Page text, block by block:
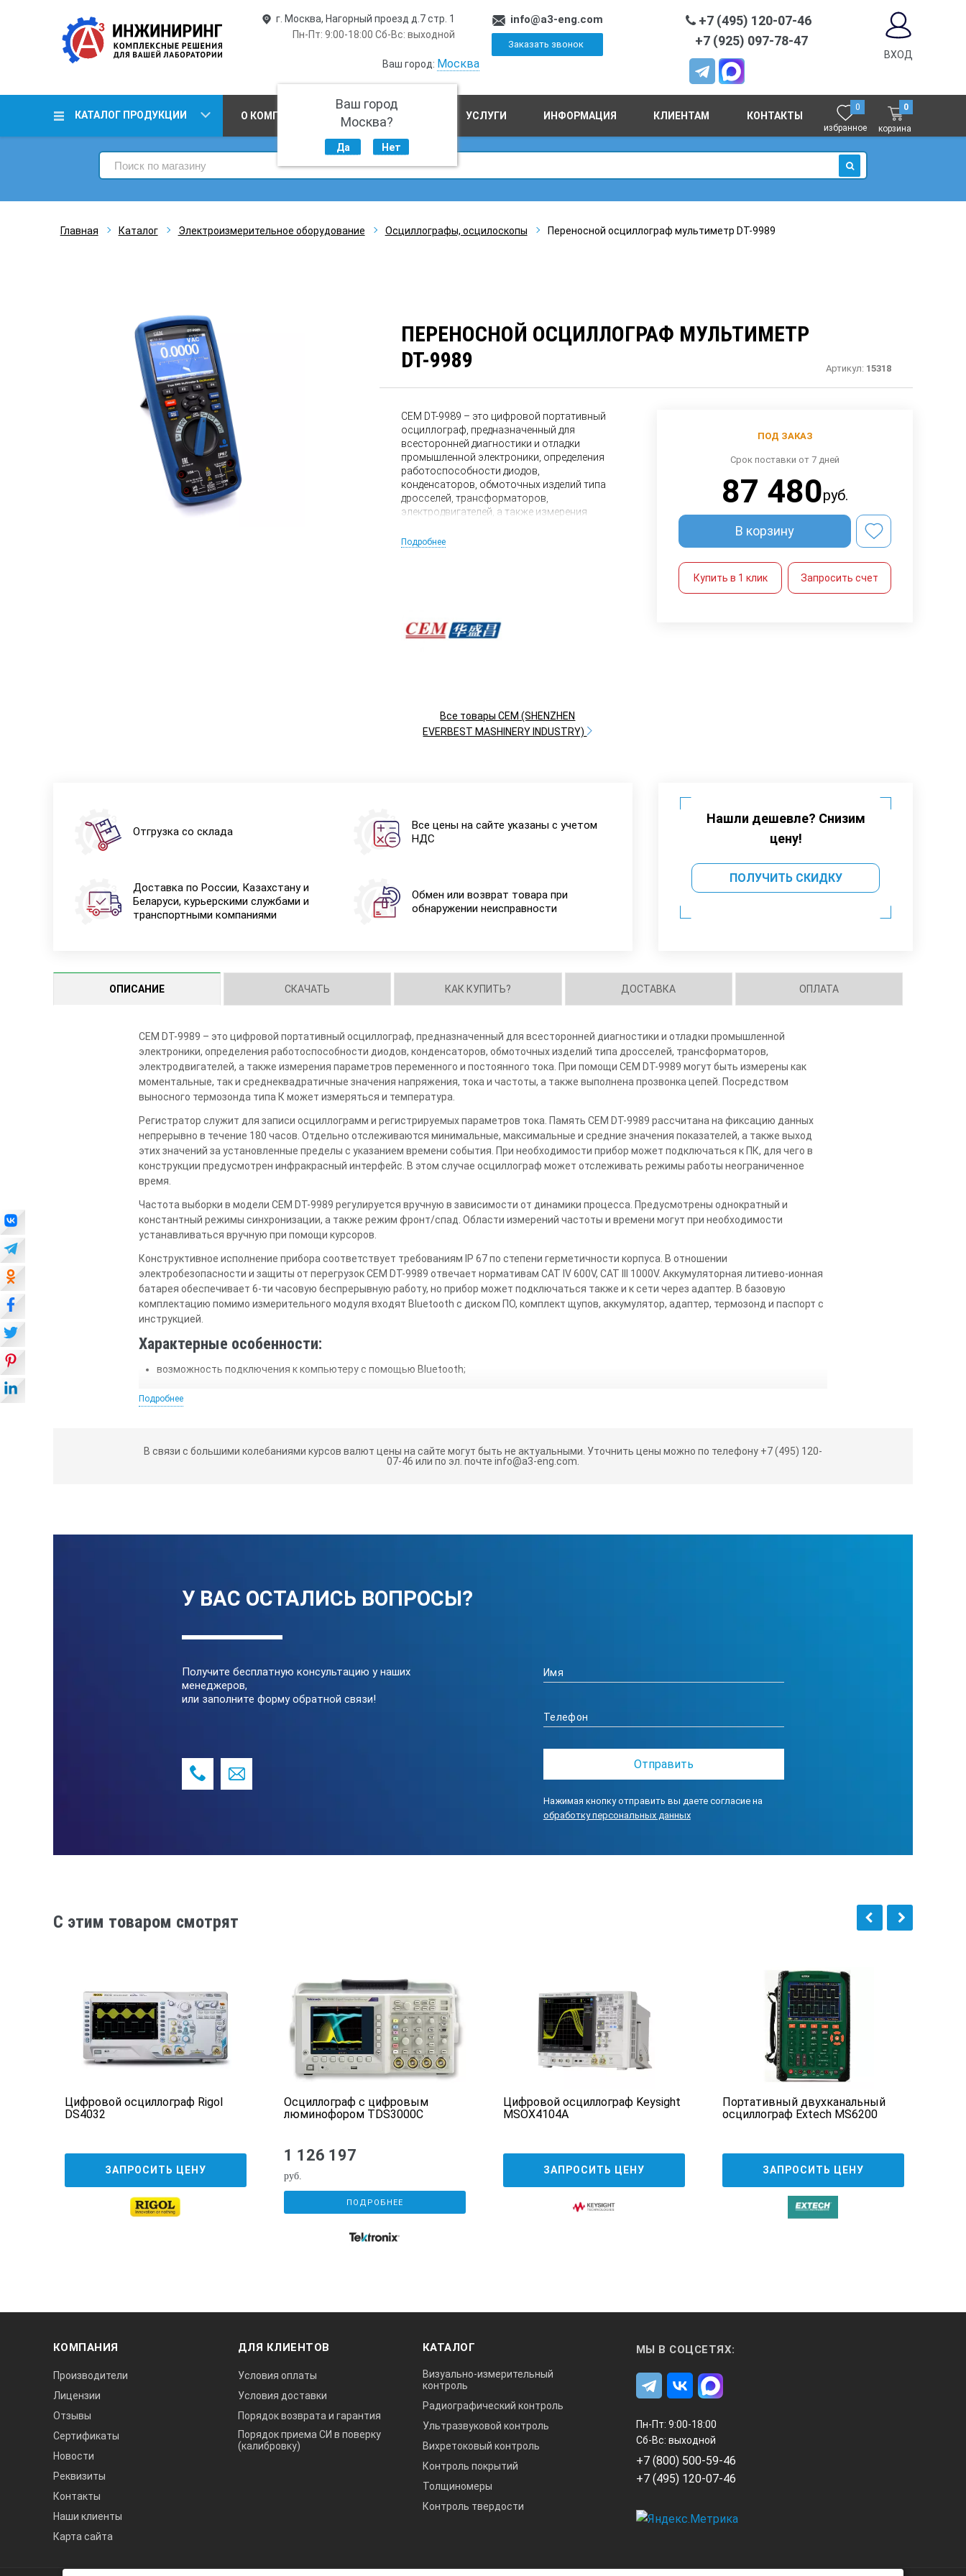
г. Москва, Нагорный проезд д.7 стр. 1
Пн-Пт: 9:00-18:00 Сб-Вс: выходной
Ваш город: Москва
Ваш город
Москва?
Да Нет
info@a3-eng.com
Заказать звонок
+7 (495) 120-07-46
+7 (925) 097-78-47
ВХОД
КАТАЛОГ ПРОДУКЦИИ О КОМПАНИИ ПРОИЗВОДСТВО УСЛУГИ ИНФОРМАЦИЯ КЛИЕНТАМ КОНТАКТЫ
0
избранное
0
корзина
ИСКАТЬ
Главная Каталог Электроизмерительное оборудование Осциллографы, осцилоскопы Переносной осциллограф мультиметр DT-9989
ПЕРЕНОСНОЙ ОСЦИЛЛОГРАФ МУЛЬТИМЕТР
DT-9989
Артикул: 15318
CEM DT-9989 – это цифровой портативный
осциллограф, предназначенный для
всесторонней диагностики и отладки
промышленной электроники, определения
работоспособности диодов,
конденсаторов, обмоточных изделий типа
дросселей, трансформаторов,
электродвигателей, а также измерения
тока.
Подробнее
Все товары CEM (SHENZHEN
EVERBEST MASHINERY INDUSTRY)
ПОД ЗАКАЗ
Срок поставки от 7 дней
87 480руб.
В корзину
Купить в 1 клик Запросить счет
Отгрузка со склада
Все цены на сайте указаны с учетом
НДС
Доставка по России, Казахстану и
Беларуси, курьерскими службами и
транспортными компаниями
Обмен или возврат товара при
обнаружении неисправности
Нашли дешевле? Снизим
цену!
ПОЛУЧИТЬ СКИДКУ
ОПИСАНИЕ СКАЧАТЬ КАК КУПИТЬ? ДОСТАВКА ОПЛАТА
CEM DT-9989 – это цифровой портативный осциллограф, предназначенный для всесторонней диагностики и отладки промышленной
электроники, определения работоспособности диодов, конденсаторов, обмоточных изделий типа дросселей, трансформаторов,
электродвигателей, а также измерения параметров переменного и постоянного тока. При помощи CEM DT-9989 могут быть измерены как
моментальные, так и среднеквадратичные значения напряжения, тока и частоты, а также выполнена прозвонка цепей. Посредством
выносного термозонда типа К может измеряться и температура.
Регистратор служит для записи осциллограмм и регистрируемых параметров тока. Память CEM DT-9989 рассчитана на фиксацию данных
непрерывно в течение 180 часов. Отдельно отслеживаются минимальные, максимальные и средние значения показателей, а также выход
этих значений за установленные пределы с указанием времени события. При необходимости прибор может подключаться к ПК, для чего в
конструкции предусмотрен инфракрасный интерфейс. В этом случае осциллограф может отслеживать режимы работы неограниченное
время.
Частота выборки в модели CEM DT-9989 регулируется вручную в зависимости от динамики процесса. Предусмотрены однократный и
константный режимы синхронизации, а также режим фронт/спад. Области измерений частоты и времени могут при необходимости
устанавливаться вручную при помощи курсоров.
Конструктивное исполнение прибора соответствует требованиям IP 67 по степени герметичности корпуса. В отношении
электробезопасности и защиты от перегрузок CEM DT-9989 отвечает нормативам CAT IV 600V, CAT III 1000V. Аккумуляторная литиево-ионная
батарея обеспечивает 6-ти часовую беспрерывную работу, но прибор может подключаться также и к сети через адаптер. В базовую
комплектацию помимо измерительного модуля входят Bluetooth с диском ПО, комплект щупов, аккумулятор, адаптер, термозонд и паспорт с
инструкцией.
Характерные особенности:
возможность подключения к компьютеру с помощью Bluetooth;
наличие режима ограничения диапазона измерений с помощью курсоров;
цветной широкоформатный дисплей с разрешением 320х240 пикселей.
Корпус Двойной пластик, водонепроницаемый
Контроль диодов Тестовый ток не более 0,9мА, постоянное напряжение открытой цепи 3,2В, стандартно
Контроль на обрыв
Пиковое значение
Датчик температуры Термопара К-типа
Метод измерения
Рабочая температура
Относительная влажность Не более 80% при 31°С (87°F) со снижением линейности до 50 % при 40°С (104°F)
Рабочая высота максимум 7000 футов (не более 2000 м)
Быстродействие 15-50 V/S
Полоса пропускания 10МГц
Режим дискретизации Дискретизация в режиме реального времени, случайная дискретизация
Скорость передачи данных по Bluetooth
Подробнее
В связи с большими колебаниями курсов валют цены на сайте могут быть не актуальными. Уточнить цены можно по телефону +7 (495) 120-
07-46 или по эл. почте info@a3-eng.com.
У ВАС ОСТАЛИСЬ ВОПРОСЫ?
Получите бесплатную консультацию у наших
менеджеров,
или заполните форму обратной связи!
Нажимая кнопку отправить вы даете согласие на
обработку персональных данных
C этим товаром смотрят
Цифровой осциллограф Rigol
DS4032
ЗАПРОСИТЬ ЦЕНУ
Осциллограф с цифровым
люминофором TDS3000C
1 126 197
руб.
ПОДРОБНЕЕ
Цифровой осциллограф Keysight
MSOX4104A
ЗАПРОСИТЬ ЦЕНУ
Портативный двухканальный
осциллограф Extech MS6200
ЗАПРОСИТЬ ЦЕНУ
КОМПАНИЯ
Производители
Лицензии
Отзывы
Сертификаты
Новости
Реквизиты
Контакты
Наши клиенты
Карта сайта
ДЛЯ КЛИЕНТОВ
Условия оплаты
Условия доставки
Порядок возврата и гарантия
Порядок приема СИ в поверку
(калибровку)
КАТАЛОГ
Визуально-измерительный
контроль
Радиографический контроль
Ультразвуковой контроль
Вихретоковый контроль
Контроль покрытий
Толщиномеры
Контроль твердости
МЫ В СОЦСЕТЯХ:
Пн-Пт: 9:00-18:00
Сб-Вс: выходной
+7 (800) 500-59-46
+7 (495) 120-07-46